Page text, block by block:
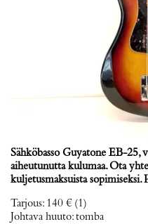
Sähköbasso Guyatone EB-25,
aiheutunutta kulumaa. Ota
kuljetusmaksuista sopimiseksi.
Tarjous: 140 € (1)
Johtava huuto:tomba